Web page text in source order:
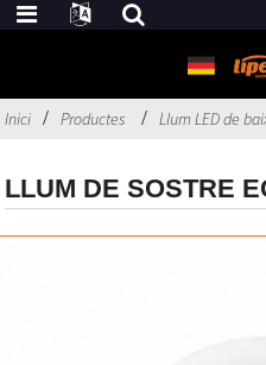
Inici Productes Llum LED de
LLUM DE SOSTRE